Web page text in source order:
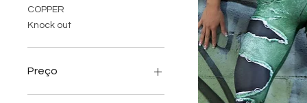
COPPER
Knock out
Preço